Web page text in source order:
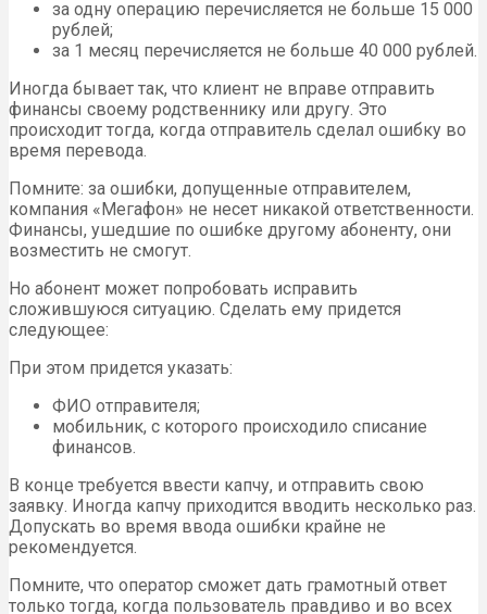
за одну операцию перечисляется не больше 15 000
рублей;
за 1 месяц перечисляется не больше 40 000 рублей.
Иногда бывает так, что клиент не вправе отправить
финансы своему родственнику или другу. Это
происходит тогда, когда отправитель сделал ошибку во
время перевода.
Помните: за ошибки, допущенные отправителем,
компания «Мегафон» не несет никакой ответственности.
Финансы, ушедшие по ошибке другому абоненту, они
возместить не смогут.
Но абонент может попробовать исправить
сложившуюся ситуацию. Сделать ему придется
следующее:
При этом придется указать:
ФИО отправителя;
мобильник, с которого происходило списание
финансов.
В конце требуется ввести капчу, и отправить свою
заявку. Иногда капчу приходится вводить несколько раз.
Допускать во время ввода ошибки крайне не
рекомендуется.
Помните, что оператор сможет дать грамотный ответ
только тогда, когда пользователь правдиво и во всех